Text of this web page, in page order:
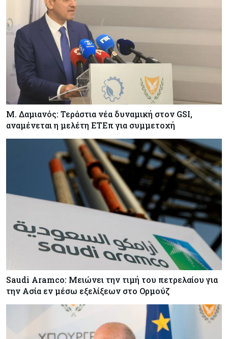
– Στο 35,4% το παγκόσμιο μερίδιό της
Κύπρος
ΠτΔ: Υπεράνω όλων το δημόσιο συμφέρον – Όλα
όσα έγιναν στην τελετή διαβεβαίωσης των
νέων μελών της κυβέρνησης
Μ. Δαμιανός: Τεράστια νέα δυναμική στον GSI,
αναμένεται η μελέτη ΕΤΕπ για συμμετοχή
Saudi Aramco: Μειώνει την τιμή του πετρελαίου για
την Ασία εν μέσω εξελίξεων στο Ορμούζ